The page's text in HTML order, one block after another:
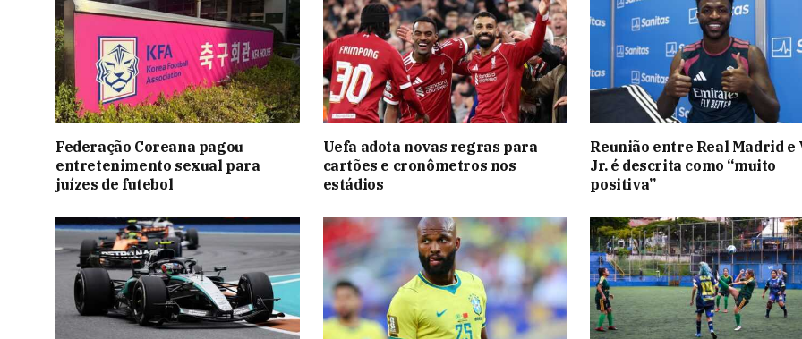
Federação Coreana pagou
entretenimento sexual para
juízes de futebol
Uefa adota novas regras para
cartões e cronômetros nos
estádios
Reunião entre Real Madrid e
Jr. é descrita como “muito
positiva”